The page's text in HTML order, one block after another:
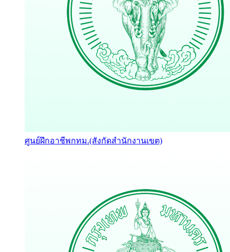
ศูนย์ฝึกอาชีพกทม.(สังกัดสำนักงานเขต)